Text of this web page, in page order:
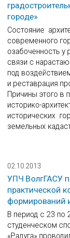
городе»
Состояние
современного
озабоченность у
связи с
под
и реставрация
Причины этого в
историко-
исторических
земельных
02.10.2013
УПЧ ВолгГАСУ
практической
формирований
В период с 23 по
студенческом
«Радуга»